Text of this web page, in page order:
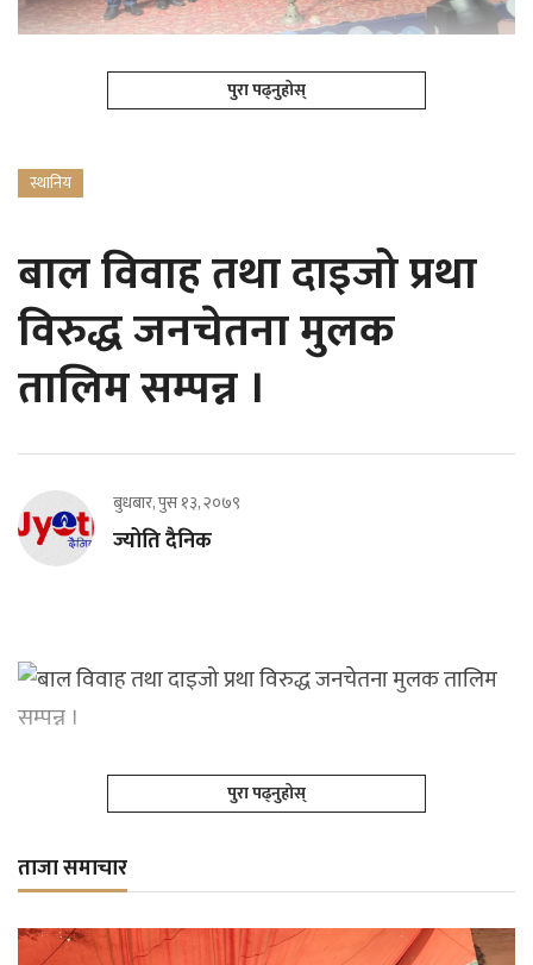
पुरा पढ्नुहोस्
स्थानिय
बाल विवाह तथा दाइजो प्रथा
विरुद्ध जनचेतना मुलक
तालिम सम्पन्न ।
बुधबार, पुस १३, २०७९
ज्योति दैनिक
पुरा पढ्नुहोस्
ताजा समाचार